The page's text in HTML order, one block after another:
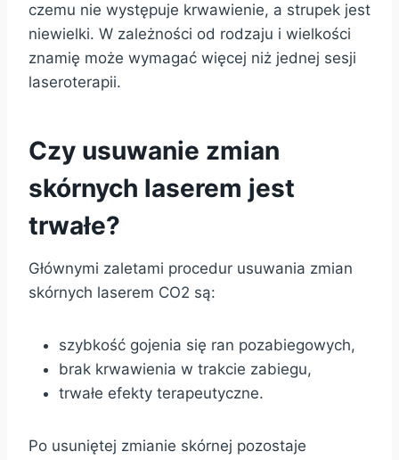
czemu nie występuje krwawienie, a strupek jest
niewielki. W zależności od rodzaju i wielkości
znamię może wymagać więcej niż jednej sesji
laseroterapii.
Czy usuwanie zmian
skórnych laserem jest
trwałe?
Głównymi zaletami procedur usuwania zmian
skórnych laserem CO2 są:
szybkość gojenia się ran pozabiegowych,
brak krwawienia w trakcie zabiegu,
trwałe efekty terapeutyczne.
Po usuniętej zmianie skórnej pozostaje